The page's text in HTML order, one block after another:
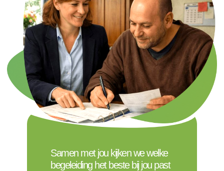
Samen met jou kijken we welke
begeleiding het beste bij jou past